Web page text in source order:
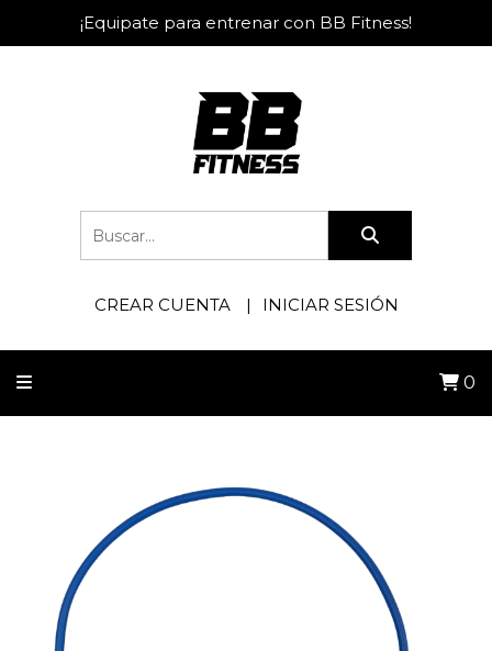
¡Equipate para entrenar con BB Fitness!
CREAR CUENTA INICIAR SESIÓN
0